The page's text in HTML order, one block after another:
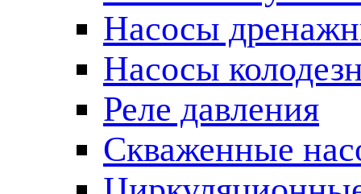
Насосы
Насосы
Реле давления
Скваженные